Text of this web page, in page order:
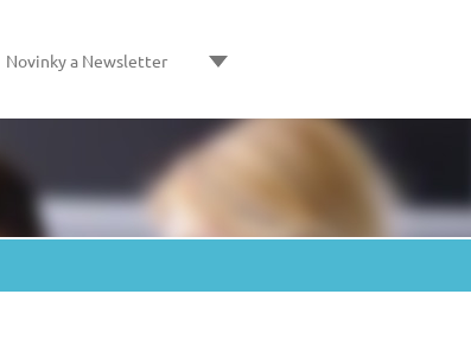
Novinky a Newsletter